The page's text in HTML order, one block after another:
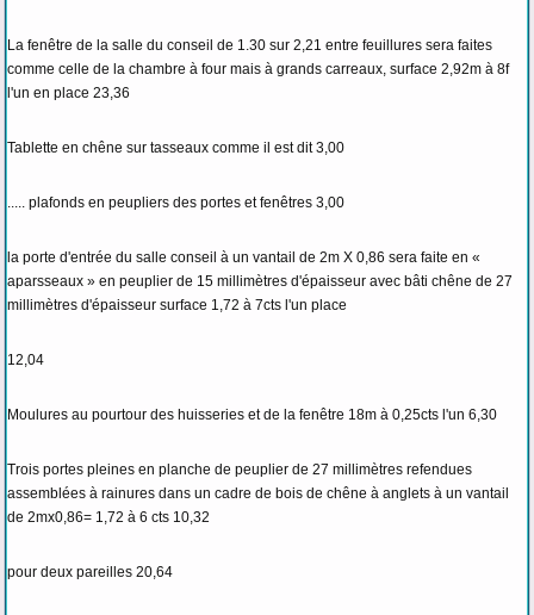
La fenêtre de la salle du conseil de 1.30 sur 2,21 entre feuillures sera faites
comme celle de la chambre à four mais à grands carreaux, surface 2,92m à 8f
l'un en place 23,36
Tablette en chêne sur tasseaux comme il est dit 3,00
..... plafonds en peupliers des portes et fenêtres 3,00
la porte d'entrée du salle conseil à un vantail de 2m X 0,86 sera faite en «
aparsseaux » en peuplier de 15 millimètres d'épaisseur avec bâti chêne de 27
millimètres d'épaisseur surface 1,72 à 7cts l'un place
12,04
Moulures au pourtour des huisseries et de la fenêtre 18m à 0,25cts l'un 6,30
Trois portes pleines en planche de peuplier de 27 millimètres refendues
assemblées à rainures dans un cadre de bois de chêne à anglets à un vantail
de 2mx0,86= 1,72 à 6 cts 10,32
pour deux pareilles 20,64